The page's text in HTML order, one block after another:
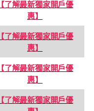
【了解最新獨家開戶優
惠】
【了解最新獨家開戶優
惠】
【了解最新獨家開戶優
惠】
【了解最新獨家開戶優